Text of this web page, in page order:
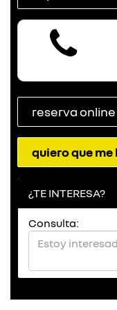
reserva online
quiero que me
¿TE INTERESA?
Consulta: